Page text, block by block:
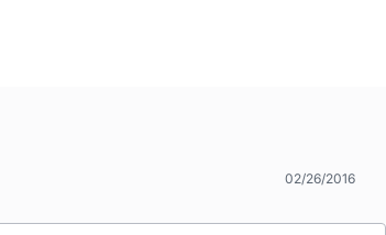
02/26/2016